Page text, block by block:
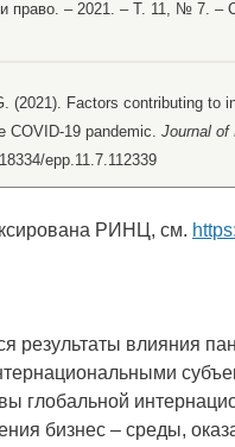
право. – 2021. – Т. 11, № 7. –
(2021). Factors contributing to
COVID-19 pandemic. Journal of
epp.11.7.112339
РИНЦ, см.
результаты влияния
глобальной
бизнес – среды,